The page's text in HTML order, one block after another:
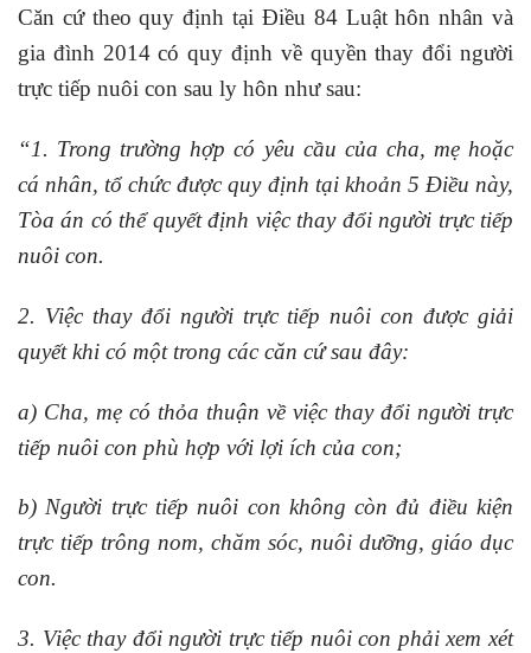
Căn cứ theo quy định tại Điều 84 Luật hôn nhân và
gia đình 2014 có quy định về quyền thay đổi người
trực tiếp nuôi con sau ly hôn như sau:
“1. Trong trường hợp có yêu cầu của cha, mẹ hoặc
cá nhân, tổ chức được quy định tại khoản 5 Điều này,
Tòa án có thể quyết định việc thay đổi người trực tiếp
nuôi con.
2. Việc thay đổi người trực tiếp nuôi con được giải
quyết khi có một trong các căn cứ sau đây:
a) Cha, mẹ có thỏa thuận về việc thay đổi người trực
tiếp nuôi con phù hợp với lợi ích của con;
b) Người trực tiếp nuôi con không còn đủ điều kiện
trực tiếp trông nom, chăm sóc, nuôi dưỡng, giáo dục
con.
3. Việc thay đổi người trực tiếp nuôi con phải xem xét